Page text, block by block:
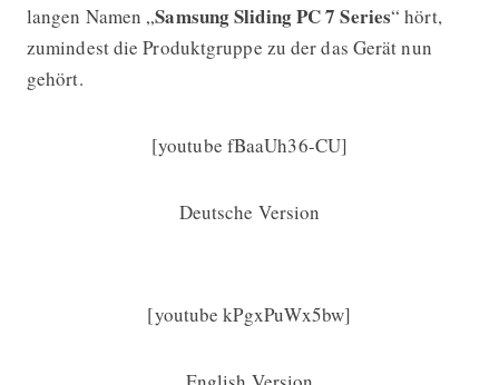
langen Namen „Samsung Sliding PC 7 Series“ hört,
zumindest die Produktgruppe zu der das Gerät nun
gehört.
[youtube fBaaUh36-CU]
Deutsche Version
[youtube kPgxPuWx5bw]